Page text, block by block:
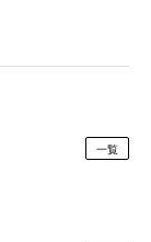
一覧